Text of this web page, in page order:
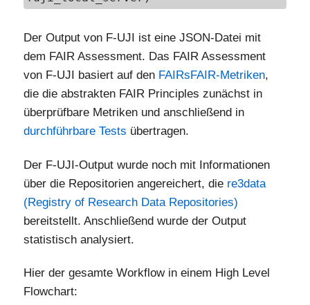
Der Output von F-UJI ist eine JSON-Datei mit
dem FAIR Assessment. Das FAIR Assessment
von F-UJI basiert auf den FAIRsFAIR-Metriken,
die die abstrakten FAIR Principles zunächst in
überprüfbare Metriken und anschließend in
durchführbare Tests übertragen.
Der F-UJI-Output wurde noch mit Informationen
über die Repositorien angereichert, die re3data
(Registry of Research Data Repositories)
bereitstellt. Anschließend wurde der Output
statistisch analysiert.
Hier der gesamte Workflow in einem High Level
Flowchart: